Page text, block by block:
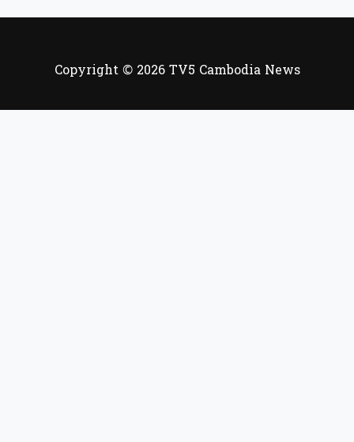
Copyright © 2026 TV5 Cambodia News